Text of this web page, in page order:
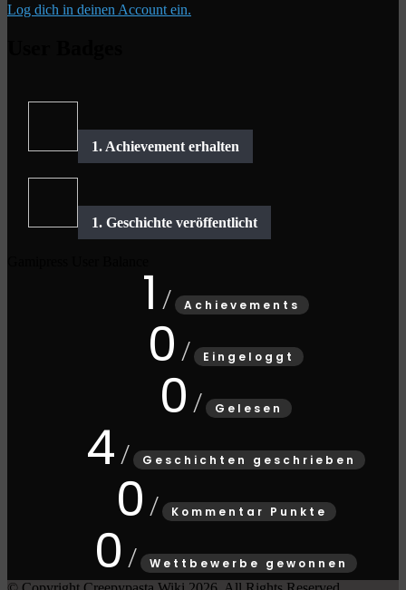
Log dich in deinen Account ein.
1 Achievements
0 Eingeloggt
0 Gelesen
4 Geschichten geschrieben
0 Kommentar Punkte
0
Wettbewerbe gewonnen